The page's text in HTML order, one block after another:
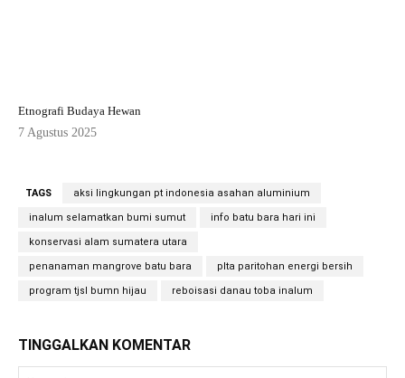
Etnografi Budaya Hewan
7 Agustus 2025
TAGS aksi lingkungan pt indonesia asahan aluminium
inalum selamatkan bumi sumut info batu bara hari ini
konservasi alam sumatera utara
penanaman mangrove batu bara plta paritohan energi bersih
program tjsl bumn hijau reboisasi danau toba inalum
TINGGALKAN KOMENTAR